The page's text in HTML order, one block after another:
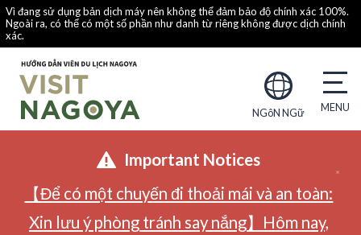
Vì đang sử dụng bản dịch máy nên không thể đảm bảo độ chính xác 100%.
Ngoài ra, có thể có một số phần như danh từ riêng không được dịch chính
xác.
NGôN NGữ
Important Notices
【Để có một chuyến đi thoải mái và an toàn:
Xin lưu ý phòng tránh say nắng】Hôm nay,